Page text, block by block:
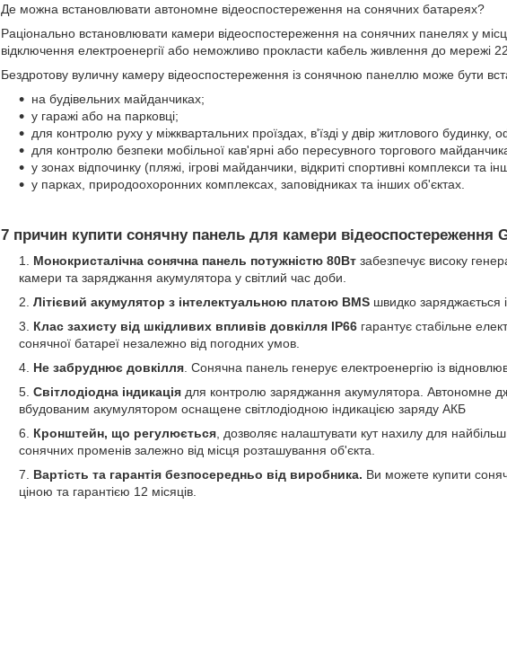
Де можна встановлювати автономне відеоспостереження на сонячних батареях?
Раціонально встановлювати камери відеоспостереження на сонячних панелях у
відключення електроенергії або неможливо прокласти кабель живлення до мережі
Бездротову вуличну камеру відеоспостереження із сонячною панеллю може бути
на будівельних майданчиках;
у гаражі або на парковці;
для контролю руху у міжквартальних проїздах, в'їзді у двір житлового будинку,
для контролю безпеки мобільної кав'ярні або пересувного торгового
у зонах відпочинку (пляжі, ігрові майданчики, відкриті спортивні комплекси та
у парках, природоохоронних комплексах, заповідниках та інших об'єктах.
7 причин купити сонячну панель для камери відеоспостереження
Монокристалічна сонячна панель потужністю 80Вт забезпечує високу
камери та заряджання акумулятора у світлий час доби.
Літієвий акумулятор з інтелектуальною платою BMS швидко заряджається
Клас захисту від шкідливих впливів довкілля IP66 гарантує стабільне
сонячної батареї незалежно від погодних умов.
Не забруднює довкілля . Сонячна панель генерує електроенергію із
Світлодіодна індикація для контролю заряджання акумулятора. Автономне
вбудованим акумулятором оснащене світлодіодною індикацією заряду АКБ
Кронштейн, що регулюється , дозволяє налаштувати кут нахилу для
сонячних променів залежно від місця розташування об'єкта.
Вартість та гарантія безпосередньо від виробника. Ви можете купити
ціною та гарантією 12 місяців.